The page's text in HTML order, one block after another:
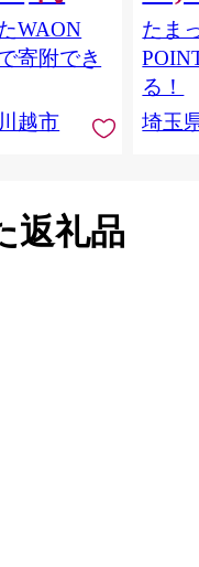
WAON
寄附でき
越市
たま
る！
埼玉
返礼品